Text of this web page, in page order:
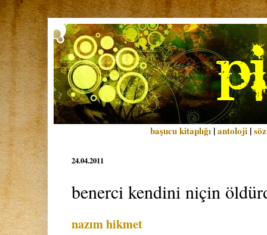
başucu kitaplığı |antoloji |
24.04.2011
benerci kendini niçin
nazım hikmet